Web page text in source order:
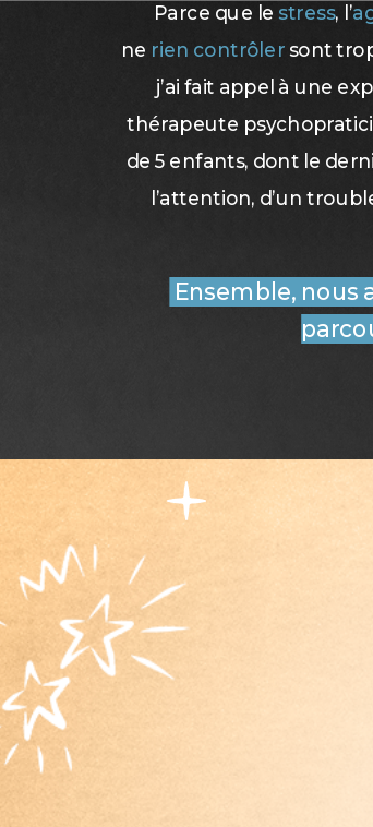
Parce que le stress, l’
ne rien contrôlersont
j’ai fait appel à une
thérapeute
de 5 enfants, dont le
l’attention, d’un
Ensemble, nous